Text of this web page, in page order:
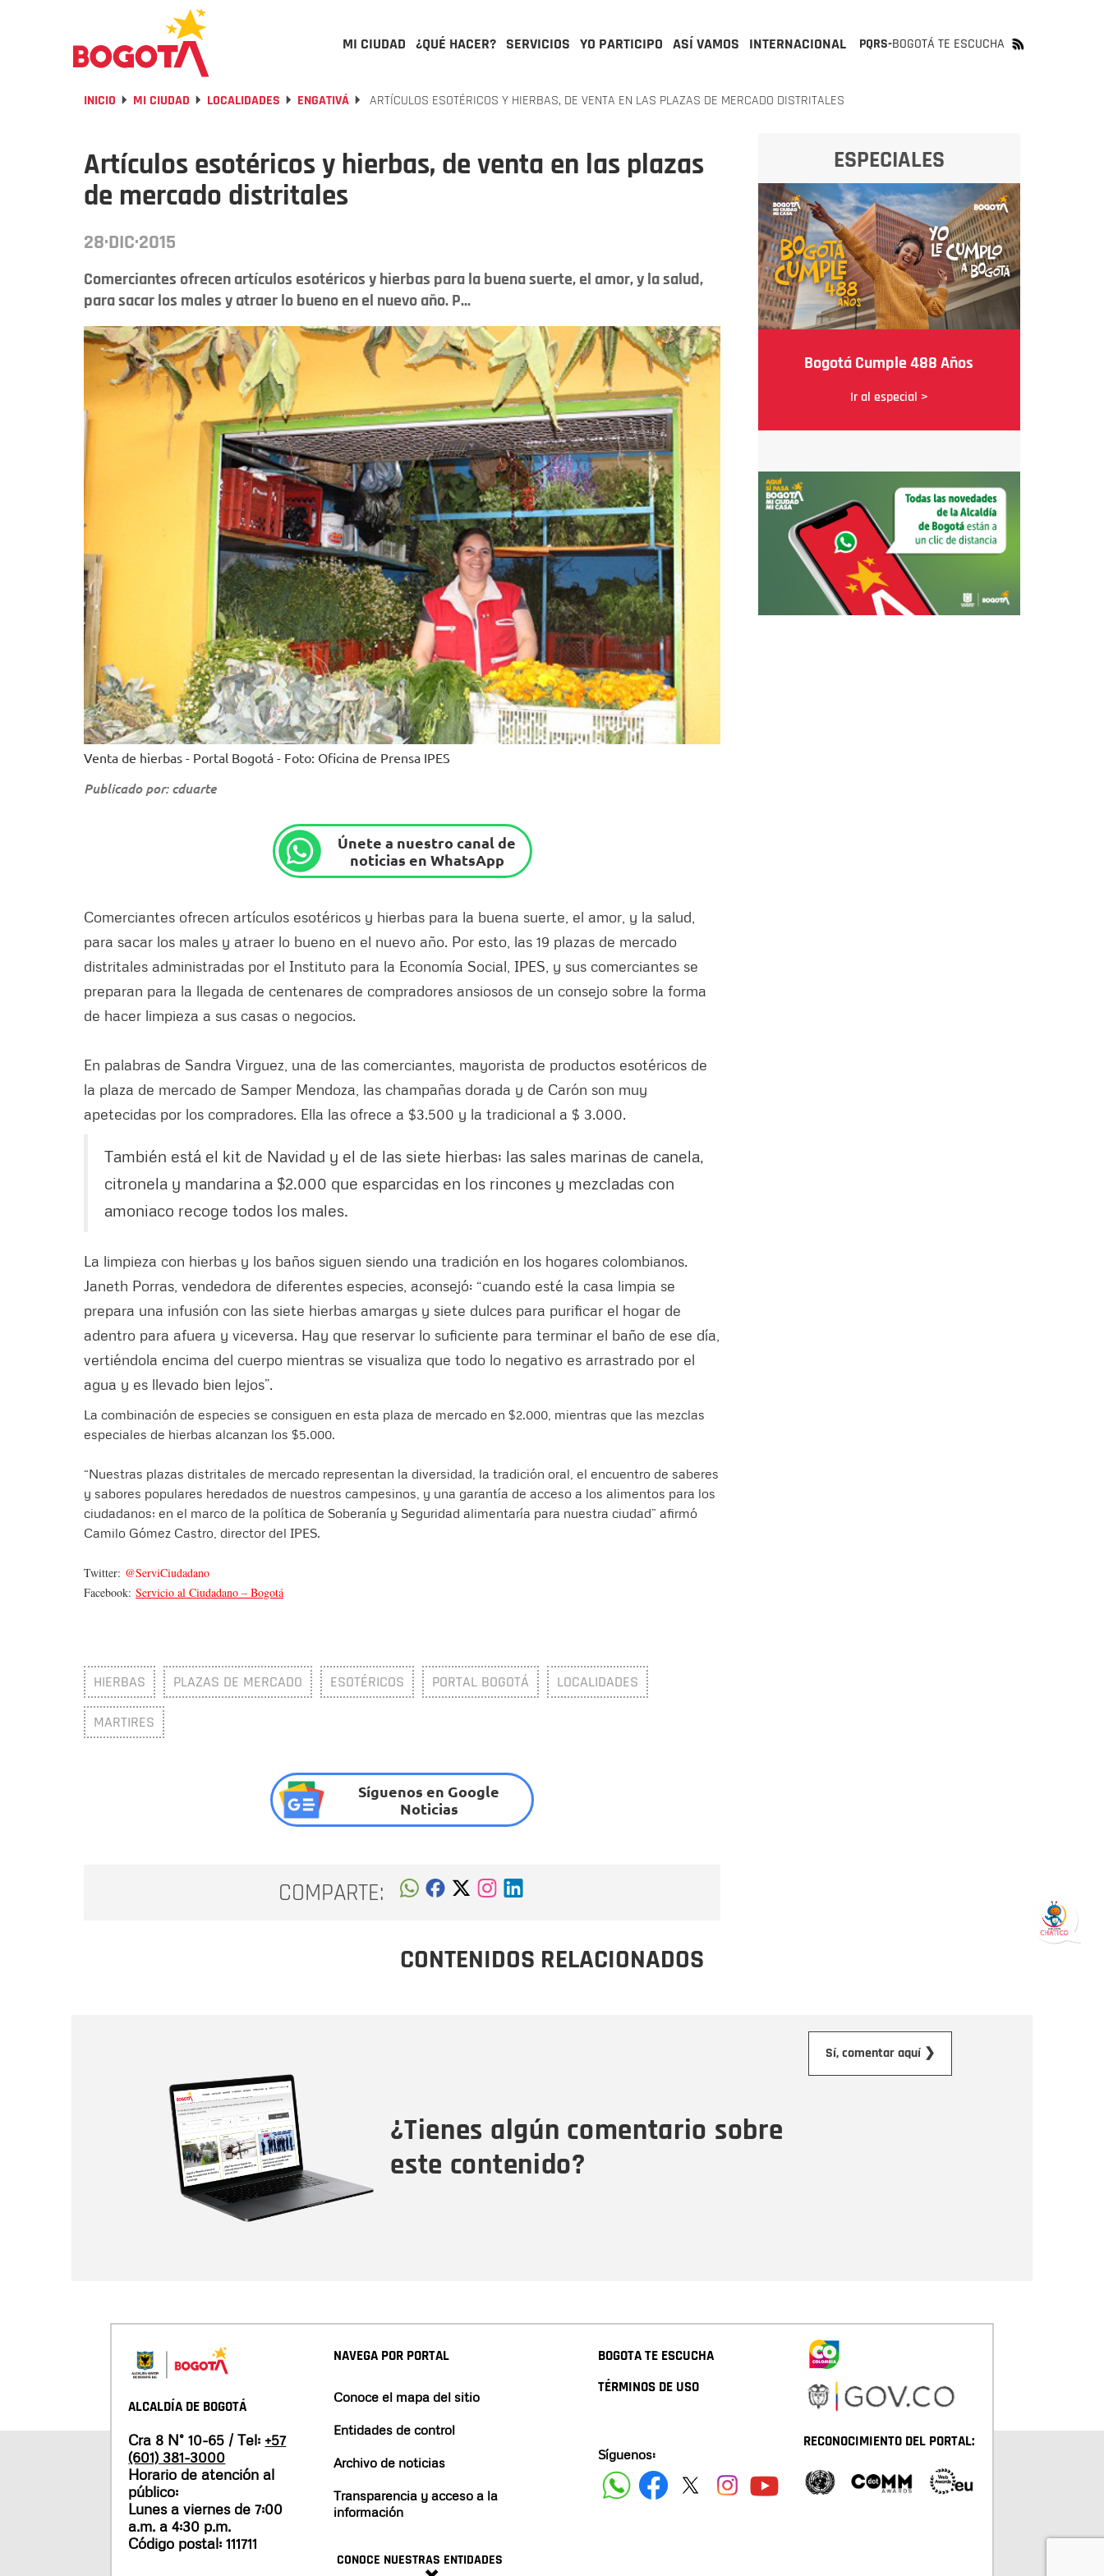
MI CIUDAD ¿QUÉ HACER? SERVICIOS YO PARTICIPO ASÍ VAMOS INTERNACIONAL PQRS-BOGOTÁ TE ESCUCHA
INICIO MI CIUDAD LOCALIDADES ENGATIVÁ ARTÍCULOS ESOTÉRICOS Y HIERBAS, DE VENTA EN LAS PLAZAS DE MERCADO DISTRITALES
Artículos esotéricos y hierbas, de venta en las plazas
de mercado distritales
28·DIC·2015
Comerciantes ofrecen artículos esotéricos y hierbas para la buena suerte, el amor, y la salud,
para sacar los males y atraer lo bueno en el nuevo año. P...
Venta de hierbas - Portal Bogotá - Foto: Oficina de Prensa IPES
Publicado por: cduarte
Únete a nuestro canal de
noticias en WhatsApp
Comerciantes ofrecen artículos esotéricos y hierbas para la buena suerte, el amor, y la salud,
para sacar los males y atraer lo bueno en el nuevo año. Por esto, las 19 plazas de mercado
distritales administradas por el Instituto para la Economía Social, IPES, y sus comerciantes se
preparan para la llegada de centenares de compradores ansiosos de un consejo sobre la forma
de hacer limpieza a sus casas o negocios.
En palabras de Sandra Virguez, una de las comerciantes, mayorista de productos esotéricos de
la plaza de mercado de Samper Mendoza, las champañas dorada y de Carón son muy
apetecidas por los compradores. Ella las ofrece a $3.500 y la tradicional a $ 3.000.
También está el kit de Navidad y el de las siete hierbas; las sales marinas de canela,
citronela y mandarina a $2.000 que esparcidas en los rincones y mezcladas con
amoniaco recoge todos los males.
La limpieza con hierbas y los baños siguen siendo una tradición en los hogares colombianos.
Janeth Porras, vendedora de diferentes especies, aconsejó: “cuando esté la casa limpia se
prepara una infusión con las siete hierbas amargas y siete dulces para purificar el hogar de
adentro para afuera y viceversa. Hay que reservar lo suficiente para terminar el baño de ese día,
vertiéndola encima del cuerpo mientras se visualiza que todo lo negativo es arrastrado por el
agua y es llevado bien lejos”.
La combinación de especies se consiguen en esta plaza de mercado en $2.000, mientras que las mezclas
especiales de hierbas alcanzan los $5.000.
“Nuestras plazas distritales de mercado representan la diversidad, la tradición oral, el encuentro de saberes
y sabores populares heredados de nuestros campesinos, y una garantía de acceso a los alimentos para los
ciudadanos; en el marco de la política de Soberanía y Seguridad alimentaría para nuestra ciudad” afirmó
Camilo Gómez Castro, director del IPES.
Twitter: @ServiCiudadano
Facebook: Servicio al Ciudadano – Bogotá
HIERBAS PLAZAS DE MERCADO ESOTÉRICOS PORTAL BOGOTÁ LOCALIDADES
MARTIRES
Síguenos en Google
Noticias
COMPARTE:
ESPECIALES
Bogotá Cumple 488 Años
Ir al especial >
CONTENIDOS RELACIONADOS
¿Tienes algún comentario sobre
este contenido?
Sí, comentar aquí ❯
ALCALDÍA DE BOGOTÁ
Cra 8 N° 10-65 / Tel: +57
(601) 381-3000
Horario de atención al
público:
Lunes a viernes de 7:00
a.m. a 4:30 p.m.
Código postal: 111711
NAVEGA POR PORTAL
Conoce el mapa del sitio
Entidades de control
Archivo de noticias
Transparencia y acceso a la
información
CONOCE NUESTRAS ENTIDADES
BOGOTA TE ESCUCHA
TÉRMINOS DE USO
Síguenos:
RECONOCIMIENTO DEL PORTAL: